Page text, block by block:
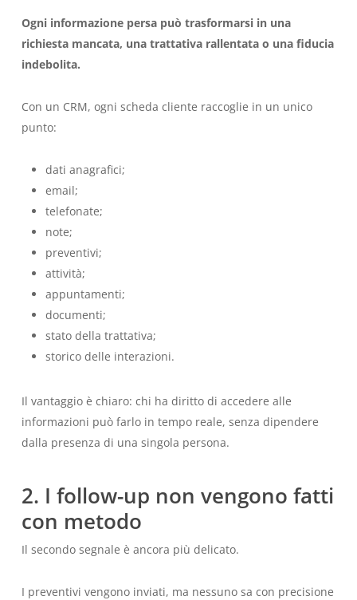
Ogni informazione persa può trasformarsi in una
richiesta mancata, una trattativa rallentata o una fiducia
indebolita.
Con un CRM, ogni scheda cliente raccoglie in un unico
punto:
dati anagrafici;
email;
telefonate;
note;
preventivi;
attività;
appuntamenti;
documenti;
stato della trattativa;
storico delle interazioni.
Il vantaggio è chiaro: chi ha diritto di accedere alle
informazioni può farlo in tempo reale, senza dipendere
dalla presenza di una singola persona.
2. I follow-up non vengono fatti
con metodo
Il secondo segnale è ancora più delicato.
I preventivi vengono inviati, ma nessuno sa con precisione